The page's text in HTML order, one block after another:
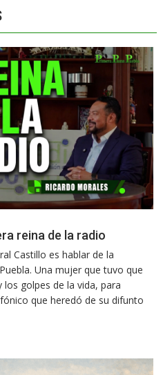
reina de la radio
Castillo es hablar de la
Una mujer que tuvo que
los golpes de la vida, para
que heredó de su difunto